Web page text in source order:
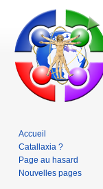
Accueil
Catallaxia ?
Page au hasard
Nouvelles pages